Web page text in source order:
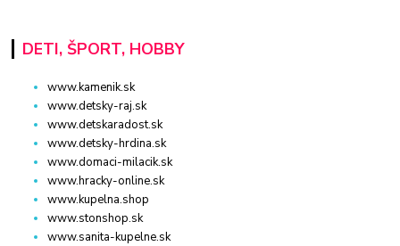
DETI, ŠPORT, HOBBY
www.kamenik.sk
www.detsky-raj.sk
www.detskaradost.sk
www.detsky-hrdina.sk
www.domaci-milacik.sk
www.hracky-online.sk
www.kupelna.shop
www.stonshop.sk
www.sanita-kupelne.sk